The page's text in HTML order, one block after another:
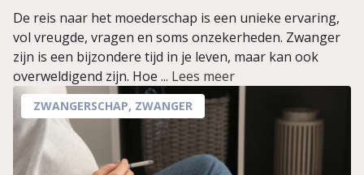
De reis naar het moederschap is een unieke ervaring,
vol vreugde, vragen en soms onzekerheden. Zwanger
zijn is een bijzondere tijd in je leven, maar kan ook
overweldigend zijn. Hoe ... Lees meer
ZWANGERSCHAP, ZWANGER